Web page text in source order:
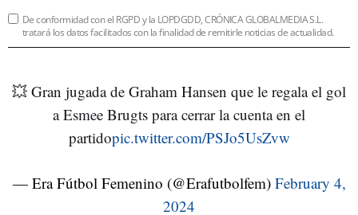
De conformidad con el RGPD y la LOPDGDD, CRÓNICA GLOBALMEDIA S.L.
tratará los datos facilitados con la finalidad de remitirle noticias de actualidad.
💥 Gran jugada de Graham Hansen que le regala el gol
a Esmee Brugts para cerrar la cuenta en el
partidopic.twitter.com/PSJo5UsZvw
— Era Fútbol Femenino (@Erafutbolfem) February 4,
2024